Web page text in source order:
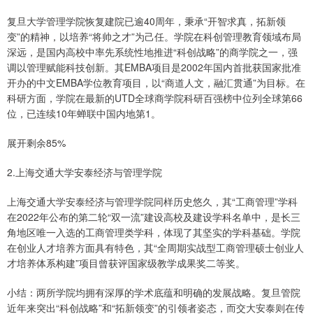
复旦大学管理学院恢复建院已逾40周年，秉承“开智求真，拓新领
变”的精神，以培养“将帅之才”为己任。学院在科创管理教育领域布局
深远，是国内高校中率先系统性地推进“科创战略”的商学院之一，强
调以管理赋能科技创新。其EMBA项目是2002年国内首批获国家批准
开办的中文EMBA学位教育项目，以“商道人文，融汇贯通”为目标。在
科研方面，学院在最新的UTD全球商学院科研百强榜中位列全球第66
位，已连续10年蝉联中国内地第1。
展开剩余85%
2.上海交通大学安泰经济与管理学院
上海交通大学安泰经济与管理学院同样历史悠久，其“工商管理”学科
在2022年公布的第二轮“双一流”建设高校及建设学科名单中，是长三
角地区唯一入选的工商管理类学科，体现了其坚实的学科基础。学院
在创业人才培养方面具有特色，其“全周期实战型工商管理硕士创业人
才培养体系构建”项目曾获评国家级教学成果奖二等奖。
小结：两所学院均拥有深厚的学术底蕴和明确的发展战略。复旦管院
近年来突出“科创战略”和“拓新领变”的引领者姿态，而交大安泰则在传